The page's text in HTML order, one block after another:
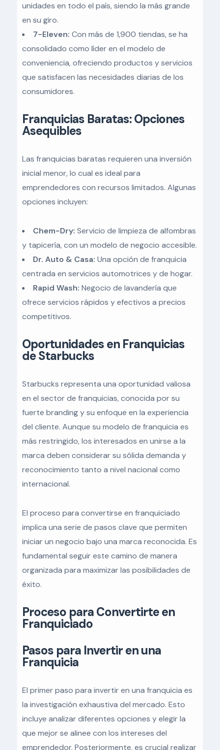
unidades en todo el país, siendo la más grande
en su giro.
7-Eleven: Con más de 1,900 tiendas, se ha
consolidado como líder en el modelo de
conveniencia, ofreciendo productos y servicios
que satisfacen las necesidades diarias de los
consumidores.
Franquicias Baratas: Opciones
Asequibles
Las franquicias baratas requieren una inversión
inicial menor, lo cual es ideal para
emprendedores con recursos limitados. Algunas
opciones incluyen:
Chem-Dry: Servicio de limpieza de alfombras
y tapicería, con un modelo de negocio accesible.
Dr. Auto & Casa: Una opción de franquicia
centrada en servicios automotrices y de hogar.
Rapid Wash: Negocio de lavandería que
ofrece servicios rápidos y efectivos a precios
competitivos.
Oportunidades en Franquicias
de Starbucks
Starbucks representa una oportunidad valiosa
en el sector de franquicias, conocida por su
fuerte branding y su enfoque en la experiencia
del cliente. Aunque su modelo de franquicia es
más restringido, los interesados en unirse a la
marca deben considerar su sólida demanda y
reconocimiento tanto a nivel nacional como
internacional.
El proceso para convertirse en franquiciado
implica una serie de pasos clave que permiten
iniciar un negocio bajo una marca reconocida. Es
fundamental seguir este camino de manera
organizada para maximizar las posibilidades de
éxito.
Proceso para Convertirte en
Franquiciado
Pasos para Invertir en una
Franquicia
El primer paso para invertir en una franquicia es
la investigación exhaustiva del mercado. Esto
incluye analizar diferentes opciones y elegir la
que mejor se alinee con los intereses del
emprendedor. Posteriormente, es crucial realizar